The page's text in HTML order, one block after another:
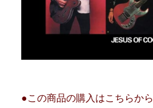
●この商品の購入はこちらから